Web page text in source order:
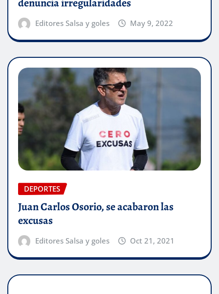
Editores Salsa y goles May 9, 2022
DEPORTES
Juan Carlos Osorio, se acabaron las
excusas
Editores Salsa y goles Oct 21, 2021